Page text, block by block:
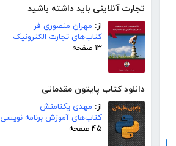
تجارت آنلاینی باید داشته باشید
از: مهران منصوری فر
کتاب‌های تجارت الکترونیک
۱۳ صفحه
دانلود کتاب پایتون مقدماتی
از: مهدی یکتامنش
کتاب‌های آموزش برنامه نویسی
۴۵ صفحه